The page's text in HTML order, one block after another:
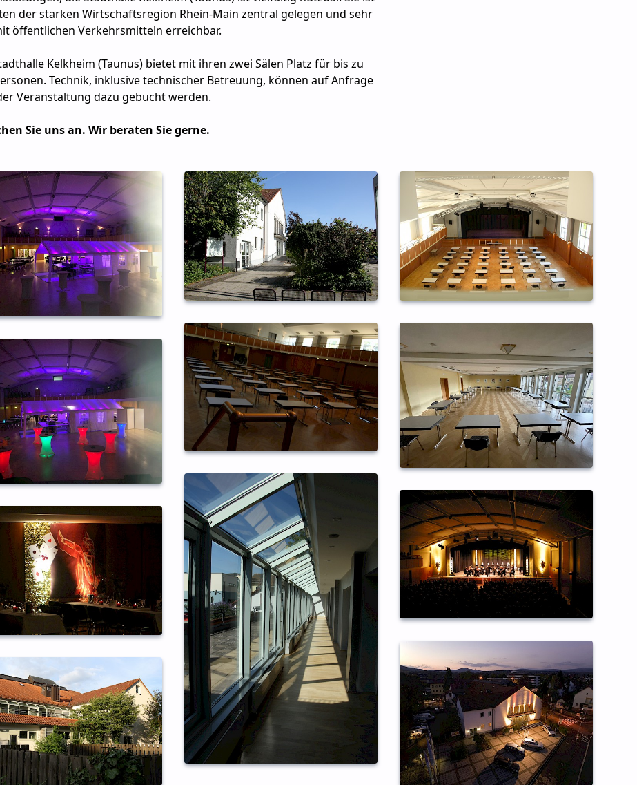
der starken Wirtschaftsregion Rhein-Main zentral gelegen und sehr
öffentlichen Verkehrsmitteln erreichbar.
Kelkheim (Taunus) bietet mit ihren zwei Sälen Platz für bis zu
Technik, inklusive technischer Betreuung, können auf Anfrage
Veranstaltung dazu gebucht werden.
Sie uns an. Wir beraten Sie gerne.